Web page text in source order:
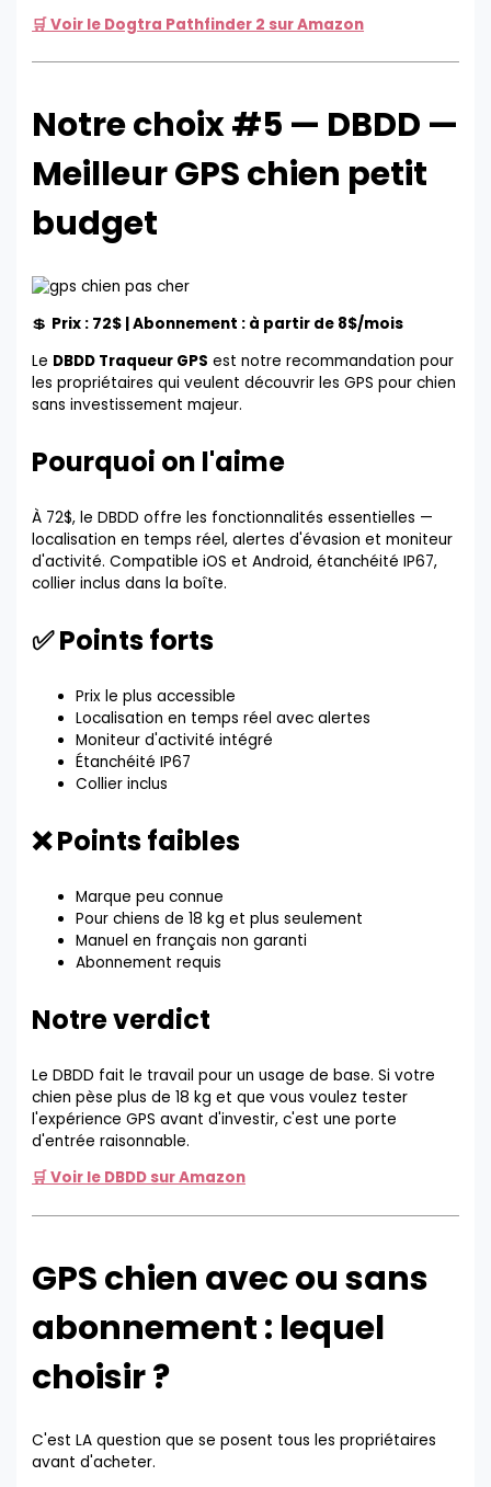
🛒 Voir le Dogtra Pathfinder 2 sur Amazon
Notre choix #5 — DBDD —
Meilleur GPS chien petit
budget
💲 Prix : 72$ | Abonnement : à partir de 8$/mois
Le DBDD Traqueur GPS est notre recommandation pour
les propriétaires qui veulent découvrir les GPS pour chien
sans investissement majeur.
Pourquoi on l'aime
À 72$, le DBDD offre les fonctionnalités essentielles —
localisation en temps réel, alertes d'évasion et moniteur
d'activité. Compatible iOS et Android, étanchéité IP67,
collier inclus dans la boîte.
✅ Points forts
Prix le plus accessible
Localisation en temps réel avec alertes
Moniteur d'activité intégré
Étanchéité IP67
Collier inclus
❌ Points faibles
Marque peu connue
Pour chiens de 18 kg et plus seulement
Manuel en français non garanti
Abonnement requis
Notre verdict
Le DBDD fait le travail pour un usage de base. Si votre
chien pèse plus de 18 kg et que vous voulez tester
l'expérience GPS avant d'investir, c'est une porte
d'entrée raisonnable.
🛒 Voir le DBDD sur Amazon
GPS chien avec ou sans
abonnement : lequel
choisir ?
C'est LA question que se posent tous les propriétaires
avant d'acheter.